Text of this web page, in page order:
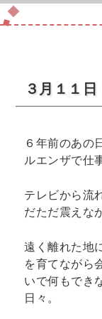
３月１１日
６年前のあの
ルエンザで仕
テレビから流
だただ震えな
遠く離れた地
を育てながら
いで何もでき
日々。